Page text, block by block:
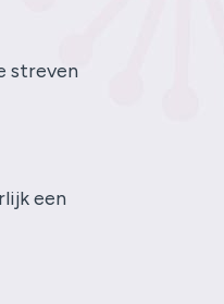
streven
een